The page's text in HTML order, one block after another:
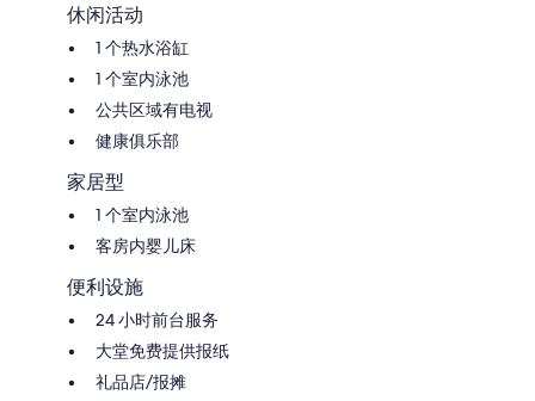
休闲活动
1 个热水浴缸
1 个室内泳池
公共区域有电视
健康俱乐部
家居型
1 个室内泳池
客房内婴儿床
便利设施
24 小时前台服务
大堂免费提供报纸
礼品店/报摊